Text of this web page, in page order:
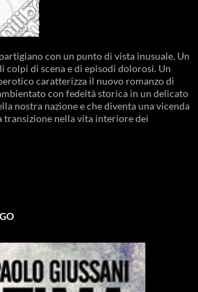
con un punto di vista inusuale. Un
colpi di scena e di episodi dolorosi. Un
caratterizza il nuovo romanzo di
con fedeltà storica in un delicato
nostra nazione e che diventa una vicenda
transizione nella vita interiore dei